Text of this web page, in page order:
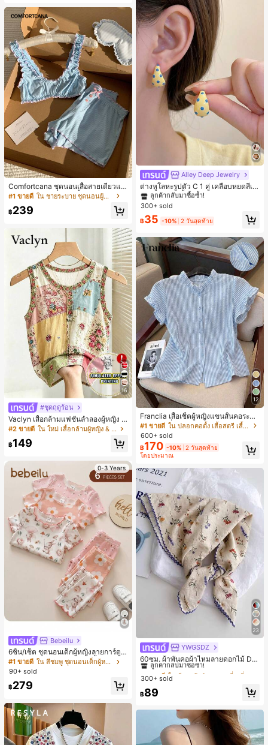
Comfortcana ชุดนอนเสื้อสายเดี่ยวแต่
งระบายและกางเกงขาสั้นสำหรับผู้หญิง
#1 ขายดี ใน ชายระบาย ชุดนอนผู้หญิง
฿239
16
#ชุดฤดูร้อน
Vaclyn เสื้อกล้ามแฟชั่นลำลองผู้หญิง ล
ายแพตช์เวิร์ก แขนกุด คอกลม ติดกระดุ
#2 ขายดี ใน ใหม่ เสื้อกล้ามผู้หญิง & Camis
฿149
0-3 Years
Bebeilu
6ชิ้น/เซ็ต ชุดนอนเด็กผู้หญิงลายการ์ตูน
หมีและดอกไม้ คอกลม แขนสั้น กางเกง
ขาสั้น ขอบระบาย สวมใส่สบาย
#1 ขายดี
ใน สีชมพู ชุดนอนเด็กผู้หญิง
90+ sold
฿279
Alley Deep Jewelry
ต่างหูโลหะรูปตัว C 1 คู่ เคลือบหยดสีเห
ลือง ลายจุดสีน้ำเงิน สไตล์ยุโรปและอเม
ริกัน แฟชั่นส่วนตัว หวานและสง่างาม
สำหรับผู้หญิงและเด็กหญิง สำหรับการเ
ดินทาง งานแต่งงาน ปาร์ตี้ วันเกิด ของ
#1 ขายดี ใน โบโฮ ต่างหูผู้หญิง
ลูกค้ากลับมาซื้อซ้ำ!
เกือบหมดแล้ว!
#1 ขายดี ใน โบโฮ ต่างหูผู้หญิง
ลูกค้ากลับมาซื้อซ้ำ!
เกือบหมดแล้ว!
#1 ขายดี ใน โบโฮ ต่างหูผู้หญิง
ลูกค้ากลับมาซื้อซ้ำ!
เกือบหมดแล้ว!
#1 ขายดี ใน โบโฮ ต่างหูผู้หญิง
เกือบหมดแล้ว!
300+ sold
฿35 -10% 2 วันสุดท้าย
12
Franclia เสื้อเชิ้ตผู้หญิงแขนสั้นคอระบา
ยกระดุมเดี่ยวลายทาง
#1 ขายดี
ใน ปลอกคอตั้ง เสื้อสตรี เสื้อเบลาส์ & Tee
600+ sold
฿170 -10% 2 วันสุดท้าย
โดยประมาณ
23
YWGSDZ
60ซม. ผ้าพันคอผ้าไหมลายดอกไม้ Dit
sy สีเบจ, เครื่องประดับใหม่สำหรับผู้หญิ
งฤดูใบไม้ผลิ/ฤดูใบไม้ร่วง, ผ้าพันคอผืน
#1 ขายดี
ลูกค้ากลับมาซื้อซ้ำ!
#1 ขายดี
ลูกค้ากลับมาซื้อซ้ำ!
#1 ขายดี
ลูกค้ากลับมาซื้อซ้ำ!
#1 ขายดี
ใน สีเบจ ผ้าพันคอทรงสี่เหลี่ยมและผ้าพันคอสำหรับผู้
300+ sold
฿89